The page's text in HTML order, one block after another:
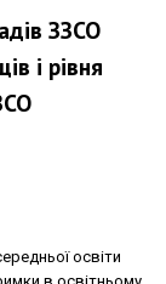
ЗЗСО
і рівня
освіти